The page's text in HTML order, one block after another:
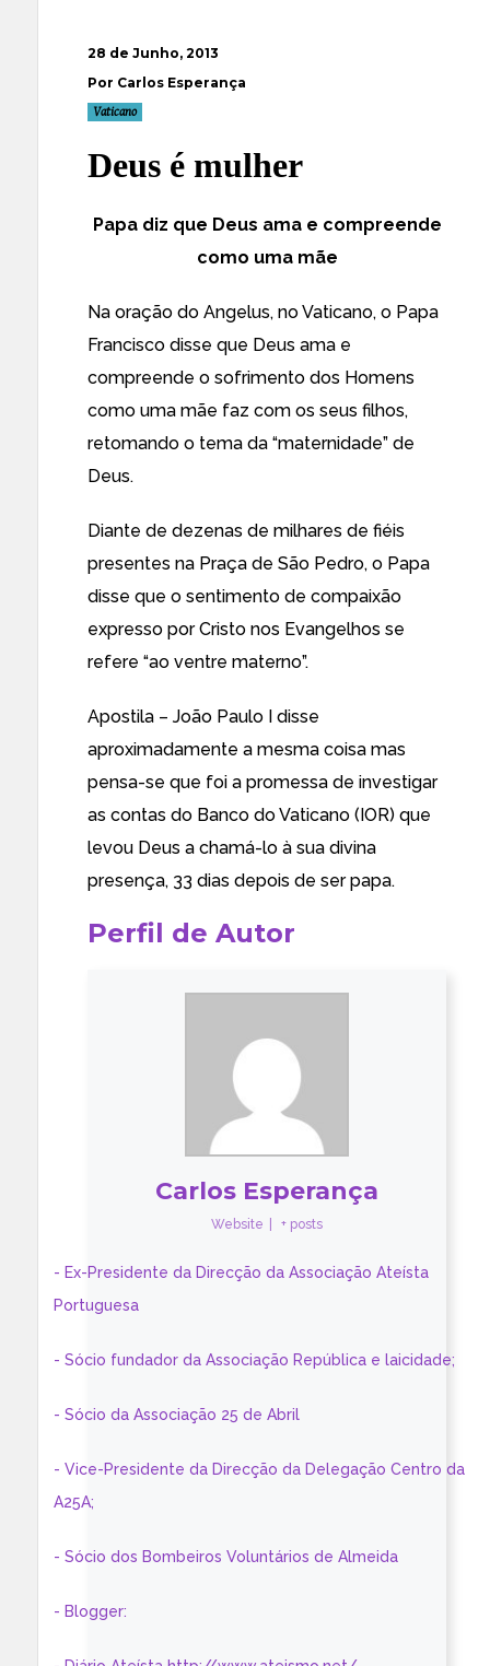
28 de Junho, 2013
Por Carlos Esperança
Vaticano
Deus é mulher
Papa diz que Deus ama e compreende
como uma mãe
Na oração do Angelus, no Vaticano, o Papa
Francisco disse que Deus ama e
compreende o sofrimento dos Homens
como uma mãe faz com os seus filhos,
retomando o tema da “maternidade” de
Deus.
Diante de dezenas de milhares de fiéis
presentes na Praça de São Pedro, o Papa
disse que o sentimento de compaixão
expresso por Cristo nos Evangelhos se
refere “ao ventre materno”.
Apostila – João Paulo I disse
aproximadamente a mesma coisa mas
pensa-se que foi a promessa de investigar
as contas do Banco do Vaticano (IOR) que
levou Deus a chamá-lo à sua divina
presença, 33 dias depois de ser papa.
Perfil de Autor
Carlos Esperança
Website + posts
- Ex-Presidente da Direcção da Associação Ateísta
Portuguesa
- Sócio fundador da Associação República e laicidade;
- Sócio da Associação 25 de Abril
- Vice-Presidente da Direcção da Delegação Centro da
A25A;
- Sócio dos Bombeiros Voluntários de Almeida
- Blogger: